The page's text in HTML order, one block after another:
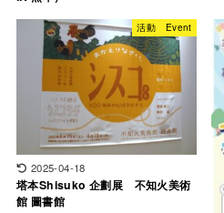
活動 Event
2025-04-18
塔本Shisuko 企劃展 不知火美術
館 圖書館